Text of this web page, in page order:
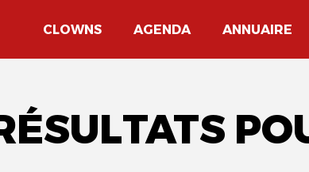
CLOWNS AGENDA ANNUAIRE